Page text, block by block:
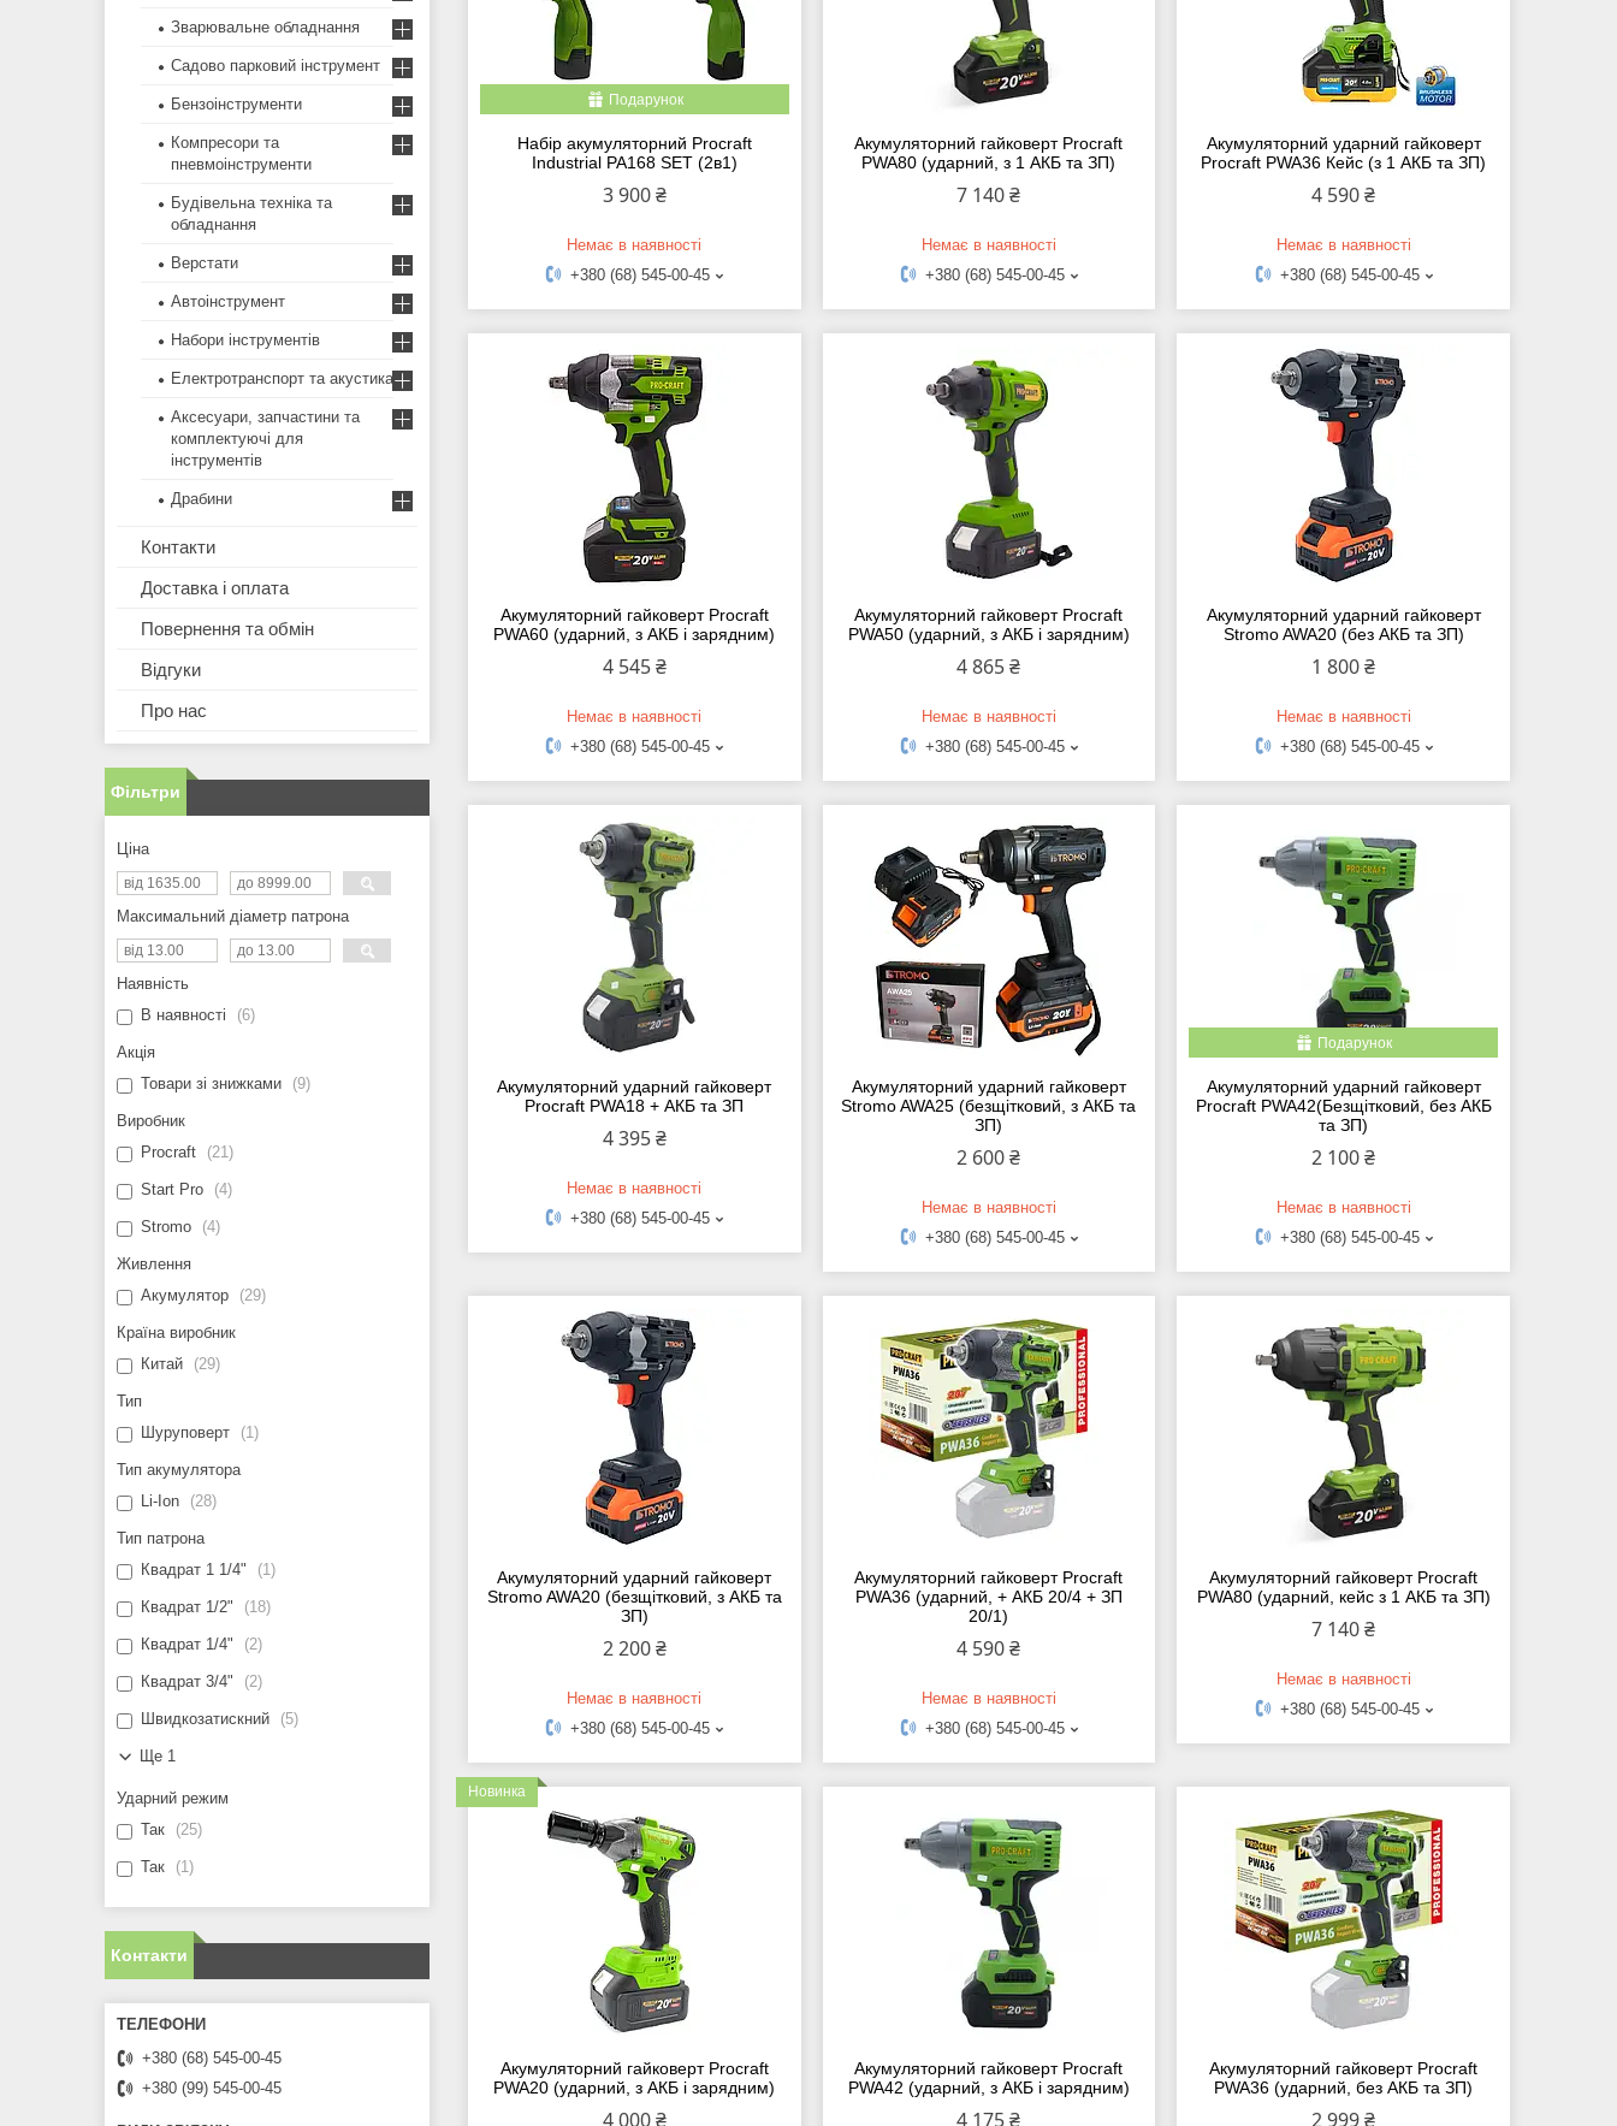
Подарунок
Набір акумуляторний Procraft
Industrial PA168 SET (2в1)
3 900 ₴
Немає в наявності
+380 (68) 545-00-45
Акумуляторний гайковерт Procraft
PWA80 (ударний, з 1 АКБ та ЗП)
7 140 ₴
Немає в наявності
+380 (68) 545-00-45
Акумуляторний ударний гайковерт
Procraft PWA36 Кейс (з 1 АКБ та ЗП)
4 590 ₴
Немає в наявності
+380 (68) 545-00-45
Акумуляторний гайковерт Procraft
PWA60 (ударний, з АКБ і зарядним)
4 545 ₴
Немає в наявності
+380 (68) 545-00-45
Акумуляторний гайковерт Procraft
PWA50 (ударний, з АКБ і зарядним)
4 865 ₴
Немає в наявності
+380 (68) 545-00-45
Акумуляторний ударний гайковерт
Stromo AWA20 (без АКБ та ЗП)
1 800 ₴
Немає в наявності
+380 (68) 545-00-45
Акумуляторний ударний гайковерт
Procraft PWA18 + АКБ та ЗП
4 395 ₴
Немає в наявності
+380 (68) 545-00-45
Акумуляторний ударний гайковерт
Stromo AWA25 (безщітковий, з АКБ та
ЗП)
2 600 ₴
Немає в наявності
+380 (68) 545-00-45
Подарунок
Акумуляторний ударний гайковерт
Procraft PWA42(Безщітковий, без АКБ
та ЗП)
2 100 ₴
Немає в наявності
+380 (68) 545-00-45
Акумуляторний ударний гайковерт
Stromo AWA20 (безщітковий, з АКБ та
ЗП)
2 200 ₴
Немає в наявності
+380 (68) 545-00-45
Акумуляторний гайковерт Procraft
PWA36 (ударний, + АКБ 20/4 + ЗП
20/1)
4 590 ₴
Немає в наявності
+380 (68) 545-00-45
Акумуляторний гайковерт Procraft
PWA80 (ударний, кейс з 1 АКБ та ЗП)
7 140 ₴
Немає в наявності
+380 (68) 545-00-45
Новинка
Акумуляторний гайковерт Procraft
PWA20 (ударний, з АКБ і зарядним)
4 000 ₴
Акумуляторний гайковерт Procraft
PWA42 (ударний, з АКБ і зарядним)
4 175 ₴
Акумуляторний гайковерт Procraft
PWA36 (ударний, без АКБ та ЗП)
2 999 ₴
Зварювальне обладнання
Садово парковий інструмент
Бензоінструменти
Компресори та
пневмоінструменти
Будівельна техніка та
обладнання
Верстати
Автоінструмент
Набори інструментів
Електротранспорт та акустика
Аксесуари, запчастини та
комплектуючі для
інструментів
Драбини
Контакти
Доставка і оплата
Повернення та обмін
Відгуки
Про нас
Фільтри
Ціна
Максимальний діаметр патрона
Наявність
В наявності
6
Акція
Товари зі знижками
9
Виробник
Procraft
21
Start Pro 4
Stromo 4
Живлення
Акумулятор
29
Країна виробник
Китай
29
Тип
Шуруповерт
1
Тип акумулятора
Li-Ion
28
Тип патрона
Квадрат 1 1/4"
1
Квадрат 1/2" 18
Квадрат 1/4" 2
Квадрат 3/4" 2
Швидкозатискний 5
Ще 1
Ударний режим
Так
25
Так 1
Контакти
+380 (68) 545-00-45
+380 (99) 545-00-45